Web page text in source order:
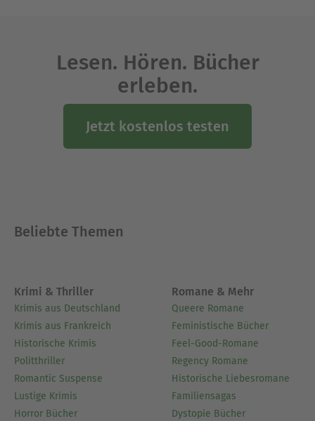
Lesen. Hören. Bücher
erleben.
Jetzt kostenlos testen
Beliebte Themen
Krimi & Thriller
Krimis aus Deutschland
Krimis aus Frankreich
Historische Krimis
Politthriller
Romantic Suspense
Lustige Krimis
Horror Bücher
Romane & Mehr
Queere Romane
Feministische Bücher
Feel-Good-Romane
Regency Romane
Historische Liebesromane
Familiensagas
Dystopie Bücher